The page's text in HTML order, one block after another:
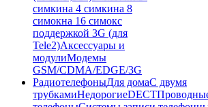
симкина 4 симкина 8
симокна 16 симокс
поддержкой 3G (для
Tele2)Аксессуары и
модулиМодемы
GSM/CDMA/EDGE/3G
РадиотелефоныДля домаС двумя
трубкамиНедорогиеDECT